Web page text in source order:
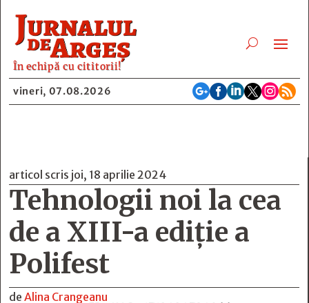
În echipă cu cititorii!
vineri, 07.08.2026 
articol scris joi, 18 aprilie 2024
Tehnologii noi la cea
de a XIII-a ediție a
Polifest
de Alina Crangeanu